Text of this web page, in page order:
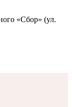
«Сбор» (ул.